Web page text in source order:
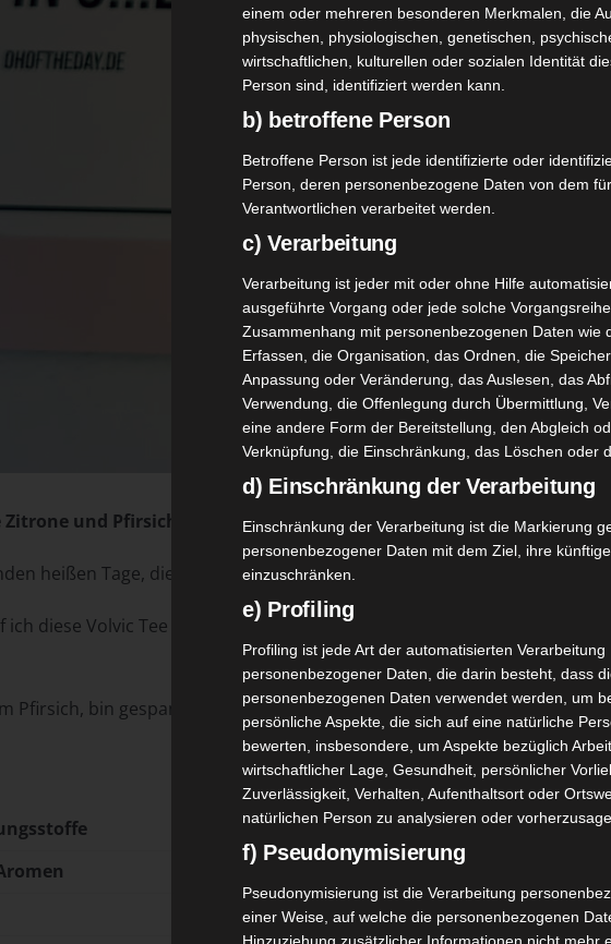
Zitrone und Pfirsich –
heißen Tage, die @volvic_deTees mit Zitrone und Pfirsich.
diese Volvic Tee Zitrone und Pfirsich Sorten testen. Ich bin sowieso
Pfirsich, bin gespannt ob mich die Volvic Tees auch auf die Zitronen
einem oder mehreren besonderen Merkmalen, die
physischen, physiologischen, genetischen,
wirtschaftlichen, kulturellen oder sozialen Identität
Person sind, identifiziert werden kann.
b) betroffene Person
Betroffene Person ist jede identifizierte oder
Person, deren personenbezogene Daten von dem
Verantwortlichen verarbeitet werden.
c) Verarbeitung
Verarbeitung ist jeder mit oder ohne Hilfe
ausgeführte Vorgang oder jede solche
Zusammenhang mit personenbezogenen Daten wie
Erfassen, die Organisation, das Ordnen, die
Anpassung oder Veränderung, das Auslesen, das
Verwendung, die Offenlegung durch Übermittlung,
eine andere Form der Bereitstellung, den Abgleich
Verknüpfung, die Einschränkung, das Löschen oder
d) Einschränkung der Verarbeitung
Einschränkung der Verarbeitung ist die Markierung
personenbezogener Daten mit dem Ziel, ihre
einzuschränken.
e) Profiling
Profiling ist jede Art der automatisierten Verarbeitung
personenbezogener Daten, die darin besteht, dass
personenbezogenen Daten verwendet werden, um
persönliche Aspekte, die sich auf eine natürliche
bewerten, insbesondere, um Aspekte bezüglich
wirtschaftlicher Lage, Gesundheit, persönlicher
Zuverlässigkeit, Verhalten, Aufenthaltsort oder
natürlichen Person zu analysieren oder
f) Pseudonymisierung
Pseudonymisierung ist die Verarbeitung
einer Weise, auf welche die personenbezogenen